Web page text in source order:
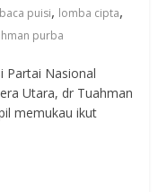
baca puisi, lomba cipta,
purba
Partai Nasional
Utara, dr Tuahman
memukau ikut